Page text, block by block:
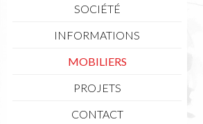
SOCIÉTÉ
INFORMATIONS
MOBILIERS
PROJETS
CONTACT